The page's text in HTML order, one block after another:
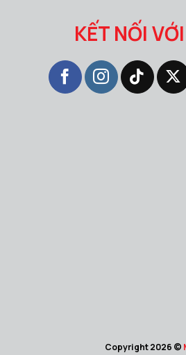
KẾT NỐI
Copyright 2026 ©